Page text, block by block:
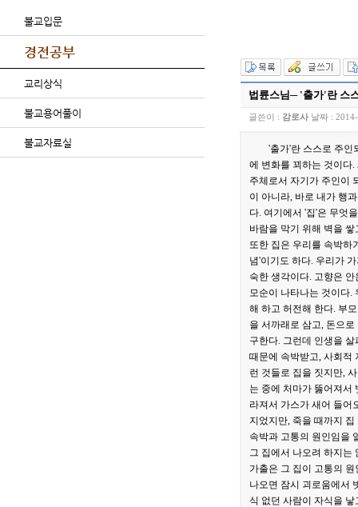
불교입문
경전공부
교리상식
불교용어풀이
불교자료실
법륜스님─ '출가'란 스
글쓴이 : 감로사 날짜 :
'출가'란 스스로 주
에 변화를 꾀하는 것이다
주체로서 자기가 주인이
이 아니라, 바로 내가 행
다. 여기에서 '집'은 무엇
바람을 막기 위해 벽을
또한 집은 우리를 속박하
념'이기도 하다. 우리가
숙한 생각이다. 고향은
모순이 나타나는 것이다.
해 하고 허전해 한다. 부
을 서까래로 삼고, 돈으
구한다. 그런데 인생을
때문에 속박받고, 사회적
런 것들로 집을 짓지만,
는 중에 처마가 뚫어져서
라져서 가스가 새어 들어
지었지만, 죽을 때까지
속박과 고통의 원인임을
그 집에서 나오려 하지는
가출은 그 집이 고통의
나오면 잠시 괴로움에서
식 없던 사람이 자식을